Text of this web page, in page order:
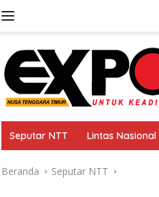
Seputar NTT Lintas Nasional
Beranda Seputar NTT